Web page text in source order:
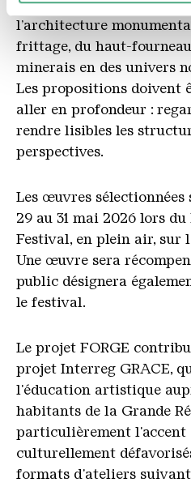
spéciales et pour analyser le
Nous pouvons également
votre utilisation de notre site
médias sociaux, de publicité
peuvent combiner ces
que vous leur avez fournies
cadre de votre utilisation des
extraordinaires capables
l’architecture
frittage, du haut-fourneau
minerais en des univers
Les propositions doivent
aller en profondeur :
rendre lisibles les
perspectives.
Les œuvres sélectionnées
29 au 31 mai 2026 lors
Festival, en plein air, sur
Une œuvre sera
public désignera
le festival.
Le projet FORGE
projet Interreg GRACE,
l'éducation artistique
habitants de la Grande
particulièrement l'accent
culturellement
formats d'ateliers